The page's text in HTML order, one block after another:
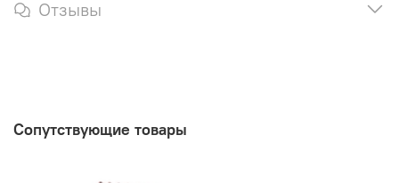
Отзывы
Сопутствующие товары